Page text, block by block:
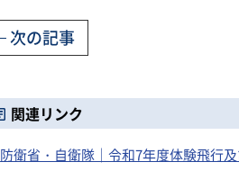
次の記事
関連リンク
防衛省・自衛隊｜令和7年度体験飛行